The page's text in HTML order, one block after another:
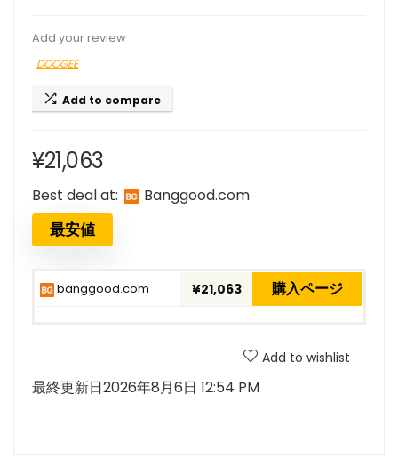
Add your review
DOOGEE
Add to compare
¥21,063
Best deal at: banggood.com
最安値
banggood.com ¥21,063 購入ページ
Add to wishlist
最終更新日2026年8月6日 12:54 PM